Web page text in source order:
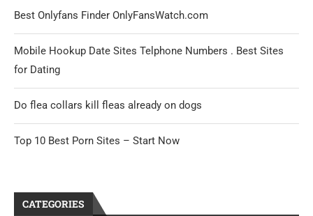
Best Onlyfans Finder OnlyFansWatch.com
Mobile Hookup Date Sites Telphone Numbers . Best Sites
for Dating
Do flea collars kill fleas already on dogs
Top 10 Best Porn Sites – Start Now
CATEGORIES